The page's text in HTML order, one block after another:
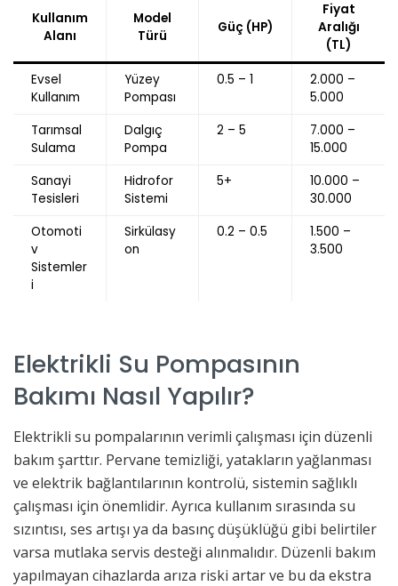
Kullanım
Alanı
Model
Türü
Güç (HP)
Fiyat
Aralığı
(TL)
Evsel
Kullanım
Yüzey
Pompası
0.5 – 1
2.000 –
5.000
Tarımsal
Sulama
Dalgıç
Pompa
2 – 5
7.000 –
15.000
Sanayi
Tesisleri
Hidrofor
Sistemi
5+
10.000 –
30.000
Otomoti
v
Sistemler
i
Sirkülasy
on
0.2 – 0.5
1.500 –
3.500
Elektrikli Su Pompasının
Bakımı Nasıl Yapılır?
Elektrikli su pompalarının verimli çalışması için düzenli
bakım şarttır. Pervane temizliği, yatakların yağlanması
ve elektrik bağlantılarının kontrolü, sistemin sağlıklı
çalışması için önemlidir. Ayrıca kullanım sırasında su
sızıntısı, ses artışı ya da basınç düşüklüğü gibi belirtiler
varsa mutlaka servis desteği alınmalıdır. Düzenli bakım
yapılmayan cihazlarda arıza riski artar ve bu da ekstra